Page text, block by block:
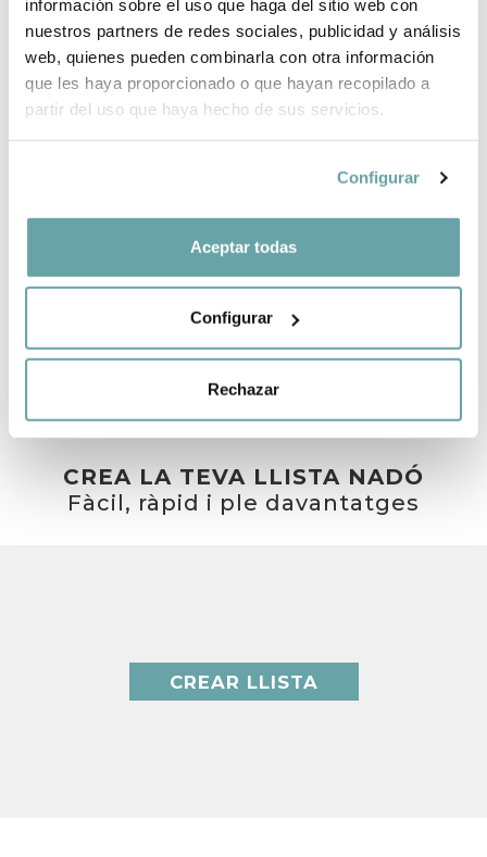
información sobre el uso que haga del sitio web con
nuestros partners de redes sociales, publicidad y análisis
web, quienes pueden combinarla con otra información
que les haya proporcionado o que hayan recopilado a
partir del uso que haya hecho de sus servicios.
Configurar
Aceptar todas
Configurar
Rechazar
COMPLETA LA TEVA COMPRA
COMPARTIR
ALTRES CLIENTS TAMBÉ VAN VEURE
CREA LA TEVA LLISTA NADÓ
Fàcil, ràpid i ple davantatges
CREAR LLISTA